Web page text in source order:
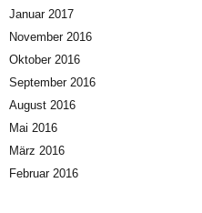
Januar 2017
November 2016
Oktober 2016
September 2016
August 2016
Mai 2016
März 2016
Februar 2016